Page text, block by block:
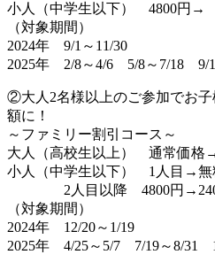
小人（中学生以下） 4800円→
（対象期間）
2024年 9/1～11/30
2025年 2/8～4/6 5/8～7/18 9/1
②大人2名様以上のご参加でお
額に！
～ファミリー割引コース～
大人（高校生以上） 通常価格
小人（中学生以下） 1人目→無
2人目以降 4800円
（対象期間）
2024年 12/20～1/19
2025年 4/25～5/7 7/19～8/31